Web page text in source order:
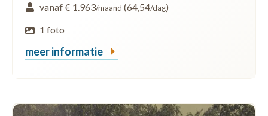
vanaf € 1.963/maand (64,54/dag)
1 foto
meer informatie